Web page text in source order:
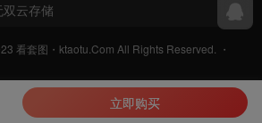
双云存储
看套图・ktaotu.Com All Rights Reserved. ・
立即购买